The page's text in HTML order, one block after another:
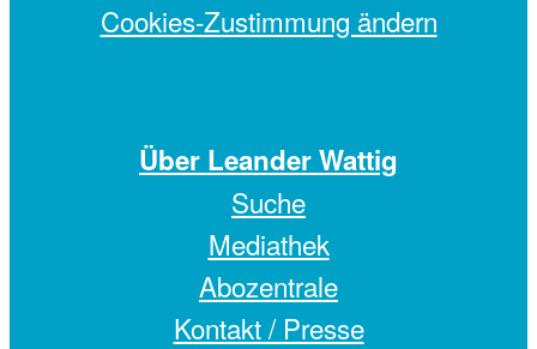
Cookies-Zustimmung ändern
Über Leander Wattig
Suche
Mediathek
Abozentrale
Kontakt / Presse